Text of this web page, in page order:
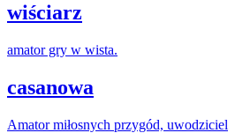
wiściarz
amatorgry w wista.
casanowa
Amatormiłosnych przygód, uwodziciel